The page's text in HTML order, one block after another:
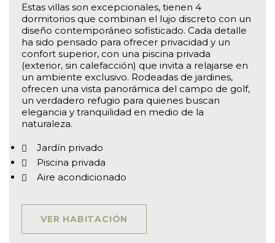
Estas villas son excepcionales, tienen 4
dormitorios que combinan el lujo discreto con un
diseño contemporáneo sofisticado. Cada detalle
ha sido pensado para ofrecer privacidad y un
confort superior, con una piscina privada
(exterior, sin calefacción) que invita a relajarse en
un ambiente exclusivo. Rodeadas de jardines,
ofrecen una vista panorámica del campo de golf,
un verdadero refugio para quienes buscan
elegancia y tranquilidad en medio de la
naturaleza.
Jardín privado
Piscina privada
Aire acondicionado
VER HABITACIÓN